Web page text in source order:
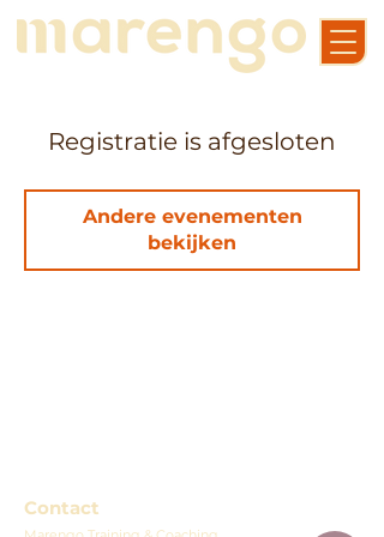
Registratie is afgesloten
Andere evenementen
bekijken
Contact